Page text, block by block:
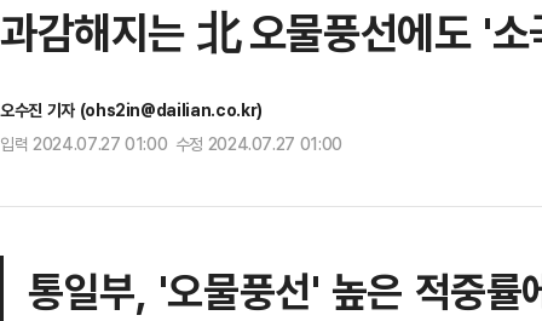
과감해지는 北 오물풍선에도 '
오수진 기자 (ohs2in@dailian.co.kr)
입력 2024.07.27 01:00 수정 2024.07.27 01:00
통일부, '오물풍선' 높은 적중